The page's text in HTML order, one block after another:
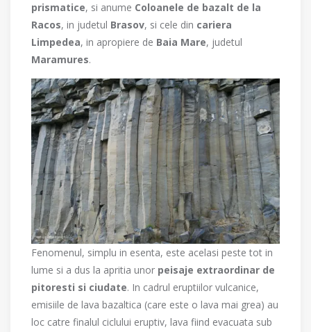
prismatice, si anume Coloanele de bazalt de la
Racos, in judetul Brasov, si cele din cariera
Limpedea, in apropiere de Baia Mare, judetul
Maramures.
Fenomenul, simplu in esenta, este acelasi peste tot in
lume si a dus la apritia unor peisaje extraordinar de
pitoresti si ciudate. In cadrul eruptiilor vulcanice,
emisiile de lava bazaltica (care este o lava mai grea) au
loc catre finalul ciclului eruptiv, lava fiind evacuata sub